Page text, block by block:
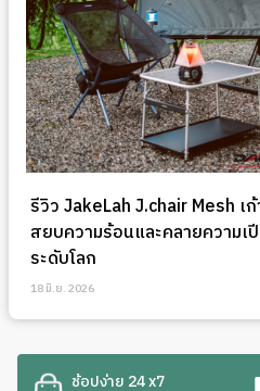
รีวิว JakeLah J.chair Mesh เ
สยบความร้อนและคลายความ
ระดับโลก
18 มิ.ย. 2026
ช้อปง่าย 24 x7